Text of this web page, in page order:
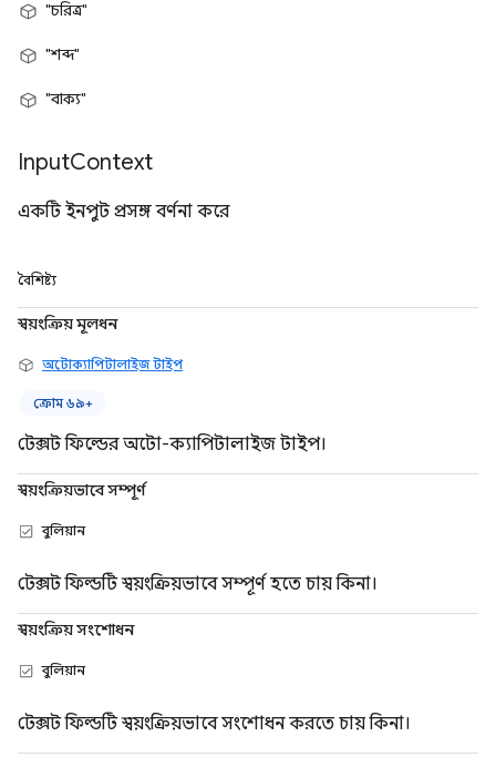
"চরিত্র"
"শব্দ"
"বাক্য"
InputContext
একটি ইনপুট প্রসঙ্গ বর্ণনা করে
বৈশিষ্ট্য
স্বয়ংক্রিয় মূলধন
অটোক্যাপিটালাইজ টাইপ
ক্রোম ৬৯+
টেক্সট ফিল্ডের অটো-ক্যাপিটালাইজ টাইপ।
স্বয়ংক্রিয়ভাবে সম্পূর্ণ
বুলিয়ান
টেক্সট ফিল্ডটি স্বয়ংক্রিয়ভাবে সম্পূর্ণ হতে চায় কিনা।
স্বয়ংক্রিয় সংশোধন
বুলিয়ান
টেক্সট ফিল্ডটি স্বয়ংক্রিয়ভাবে সংশোধন করতে চায় কিনা।